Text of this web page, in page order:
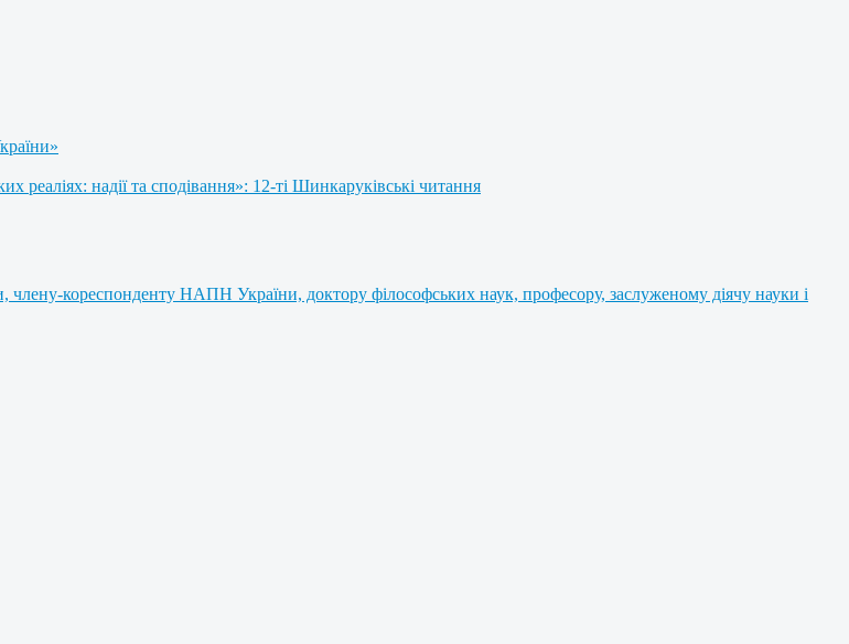
надії та сподівання»: 12-ті Шинкаруківські читання
кореспонденту НАПН України, доктору філософських наук, професору, заслуженому діячу науки і